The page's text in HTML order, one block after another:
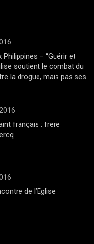
Philippines – “Guérir et
soutient le combat du
la drogue, mais pas ses
français : frère
de l’Eglise